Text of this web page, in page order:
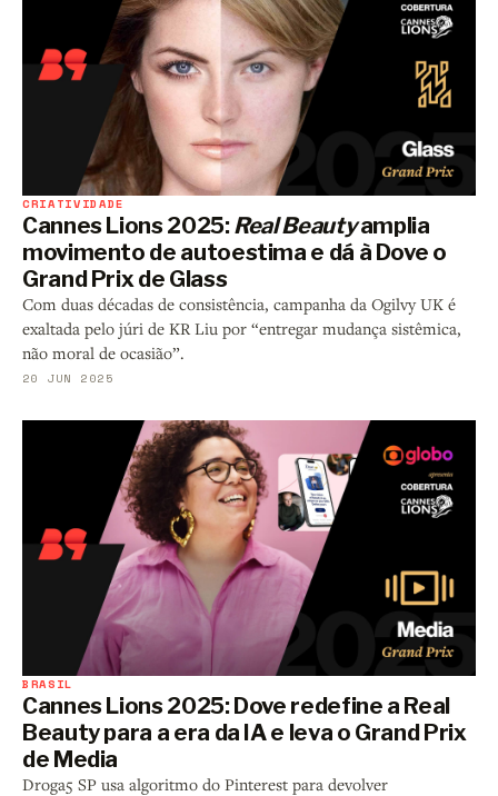
CRIATIVIDADE
Cannes Lions 2025:Real Beautyamplia
movimento de autoestima e dá à Dove o
Grand Prix de Glass
Com duas décadas de consistência, campanha da Ogilvy UK é
exaltada pelo júri de KR Liu por “entregar mudança sistêmica,
não moral de ocasião”.
20 JUN 2025
BRASIL
Cannes Lions 2025: Dove redefine a Real
Beauty para a era da IA e leva o Grand Prix
de Media
Droga5 SP usa algoritmo do Pinterest para devolver